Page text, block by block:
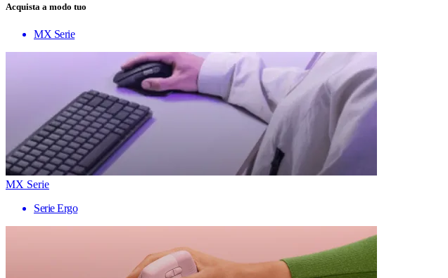
Acquista a modo tuo
MX Serie
MX Serie
Serie Ergo